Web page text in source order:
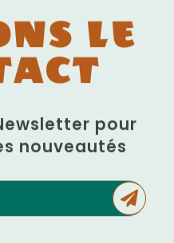
LE
pour
nouveautés